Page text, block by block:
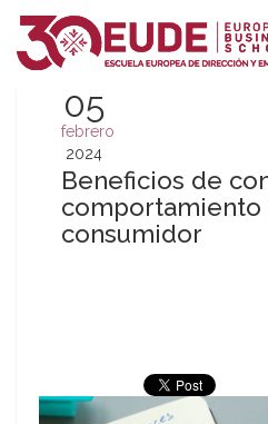
05
febrero
2024
Beneficios de
comportamiento
consumidor